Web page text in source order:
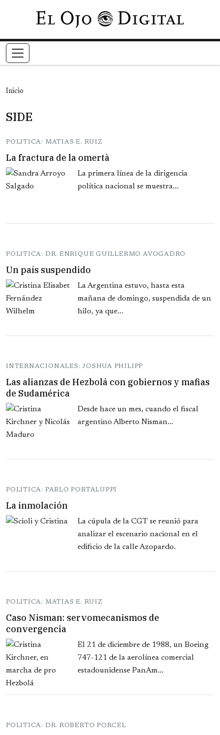
Pasar al contenido principal
Inicio
SIDE
POLITICA: MATIAS E. RUIZ
La fractura de la omertà
La primera línea de la dirigencia
política nacional se muestra...
POLITICA: DR. ENRIQUE GUILLERMO AVOGADRO
Un país suspendido
La Argentina estuvo, hasta esta
mañana de domingo, suspendida de un
hilo, ya que...
INTERNACIONALES: JOSHUA PHILIPP
Las alianzas de Hezbolá con gobiernos y mafias
de Sudamérica
Desde hace un mes, cuando el fiscal
argentino Alberto Nisman...
POLITICA: PABLO PORTALUPPI
La inmolación
La cúpula de la CGT se reunió para
analizar el escenario nacional en el
edificio de la calle Azopardo.
POLITICA: MATIAS E. RUIZ
Caso Nisman: servomecanismos de
convergencia
El 21 de diciembre de 1988, un Boeing
747-121 de la aerolínea comercial
estadounidense PanAm...
POLITICA: DR. ROBERTO PORCEL